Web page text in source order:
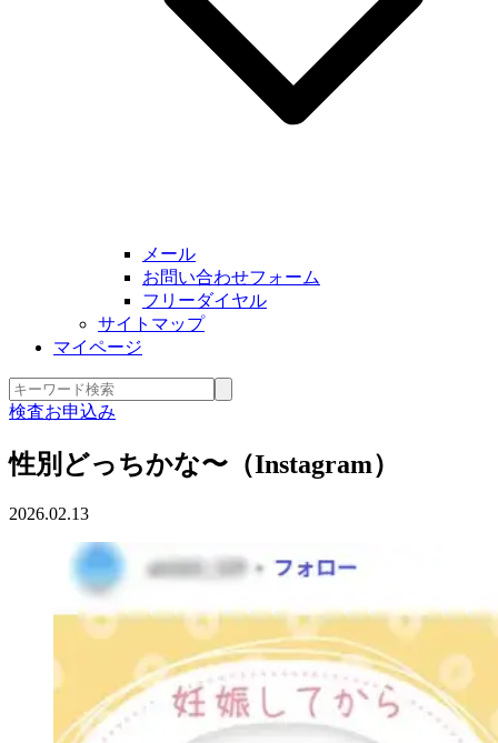
メール
お問い合わせフォーム
フリーダイヤル
サイトマップ
マイページ
検査お申込み
性別どっちかな〜（Instagram）
2026.02.13